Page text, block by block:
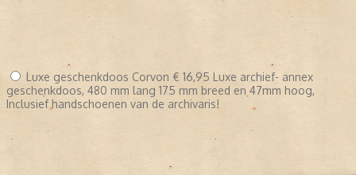
Luxe geschenkdoos Corvon € 16,95 Luxe archief- annex
geschenkdoos, 480 mm lang 175 mm breed en 47mm hoog,
Inclusief handschoenen van de archivaris!